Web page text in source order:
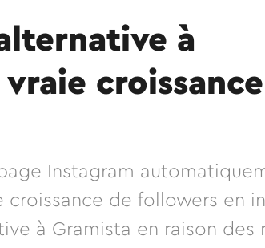
à
Instagram
de followers en
à Gramista en raison des